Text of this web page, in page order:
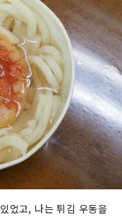
었고, 나는 튀김 우동을